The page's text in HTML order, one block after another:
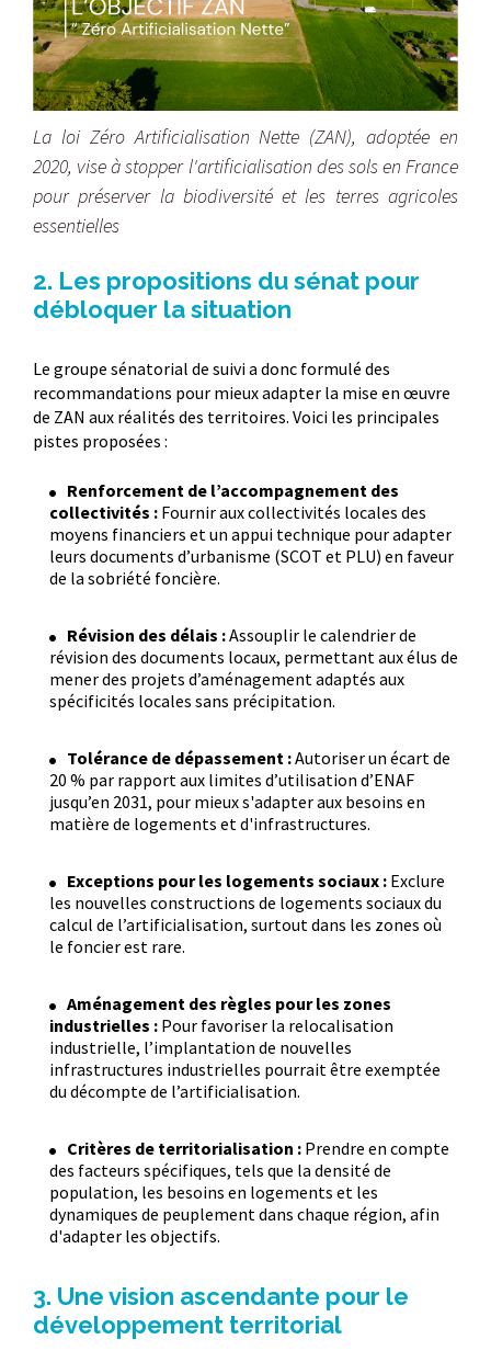
La loi Zéro Artificialisation Nette (ZAN), adoptée en
2020, vise à stopper l'artificialisation des sols en France
pour préserver la biodiversité et les terres agricoles
essentielles
2. Les propositions du sénat pour
débloquer la situation
Le groupe sénatorial de suivi a donc formulé des
recommandations pour mieux adapter la mise en œuvre
de ZAN aux réalités des territoires. Voici les principales
pistes proposées :
Renforcement de l’accompagnement des
collectivités : Fournir aux collectivités locales des
moyens financiers et un appui technique pour adapter
leurs documents d’urbanisme (SCOT et PLU) en faveur
de la sobriété foncière.
Révision des délais :Assouplir le calendrier de
révision des documents locaux, permettant aux élus de
mener des projets d’aménagement adaptés aux
spécificités locales sans précipitation.
Tolérance de dépassement :Autoriser un écart de
20 % par rapport aux limites d’utilisation d’ENAF
jusqu’en 2031, pour mieux s'adapter aux besoins en
matière de logements et d'infrastructures.
Exceptions pour les logements sociaux : Exclure
les nouvelles constructions de logements sociaux du
calcul de l’artificialisation, surtout dans les zones où
le foncier est rare.
Aménagement des règles pour les zones
industrielles : Pour favoriser la relocalisation
industrielle, l’implantation de nouvelles
infrastructures industrielles pourrait être exemptée
du décompte de l’artificialisation.
Critères de territorialisation : Prendre en compte
des facteurs spécifiques, tels que la densité de
population, les besoins en logements et les
dynamiques de peuplement dans chaque région, afin
d'adapter les objectifs.
3. Une vision ascendante pour le
développement territorial